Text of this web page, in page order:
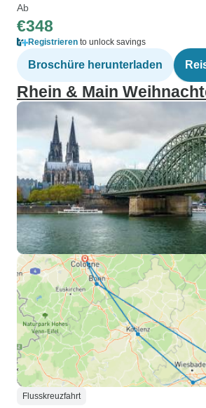
Ab
€348
Registrieren to unlock savings
Broschüre herunterladen
Rhein & Main
Flusskreuzfahrt